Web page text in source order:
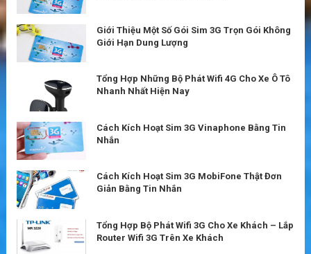
Giới Thiệu Một Số Gói Sim 3G Trọn Gói Không
Giới Hạn Dung Lượng
Tổng Hợp Những Bộ Phát Wifi 4G Cho Xe Ô Tô
Nhanh Nhất Hiện Nay
Cách Kích Hoạt Sim 3G Vinaphone Bằng Tin
Nhắn
Cách Kích Hoạt Sim 3G MobiFone Thật Đơn
Giản Bằng Tin Nhắn
Tổng Hợp Bộ Phát Wifi 3G Cho Xe Khách – Lắp
Router Wifi 3G Trên Xe Khách